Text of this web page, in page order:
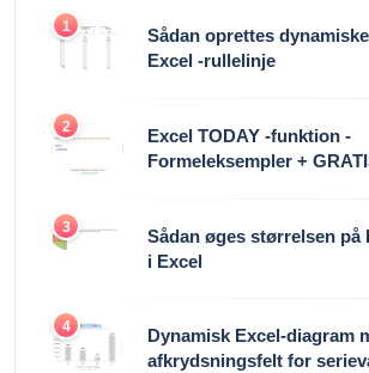
1
Sådan oprettes
Excel -rullelinje
2
Excel TODAY -funktion -
Formeleksempler +
3
Sådan øges størrelsen på
i Excel
4
Dynamisk Excel-diagram
afkrydsningsfelt for